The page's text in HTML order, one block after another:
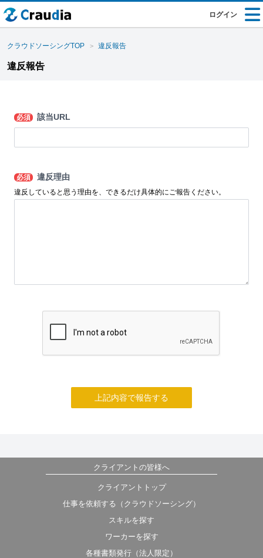
ログイン
クラウドソーシングTOP 違反報告
違反報告
必須 該当URL
必須 違反理由
違反していると思う理由を、できるだけ具体的にご報告ください。
上記内容で報告する
クライアントの皆様へ
クライアントトップ
仕事を依頼する（クラウドソーシング）
スキルを探す
ワーカーを探す
各種書類発行（法人限定）